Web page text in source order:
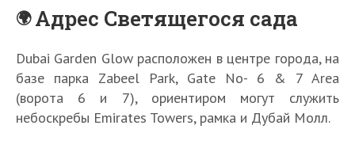
Адрес Светящегося сада
Dubai Garden Glow расположен в центре города, на
базе парка Zabeel Park, Gate No- 6 & 7 Area
(ворота 6 и 7), ориентиром могут служить
небоскребы Emirates Towers, рамка и Дубай Молл.